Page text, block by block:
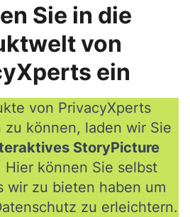
Sie in die
von
ein
von PrivacyXperts
zu können, laden wir Sie
StoryPicture
können Sie selbst
wir zu bieten haben um
zu erleichtern.